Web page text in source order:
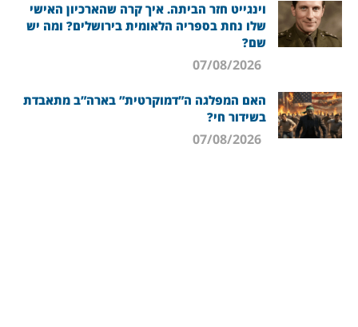
וינגייט חזר הביתה. איך קרה שהארכיון האישי
שלו נחת בספריה הלאומית בירושלים? ומה יש
שם?
האם המפלגה ה”דמוקרטית” בארה”ב מתאבדת
בשידור חי?